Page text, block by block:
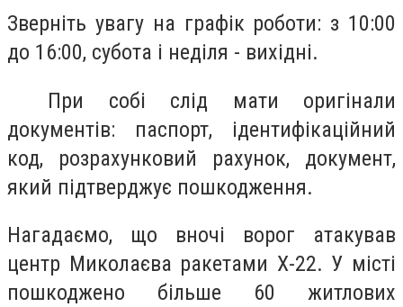
Зверніть увагу на графік роботи: з 10:00
до 16:00, субота і неділя - вихідні.
⠀ При собі слід мати оригінали
документів: паспорт, ідентифікаційний
код, розрахунковий рахунок, документ,
який підтверджує пошкодження.
Нагадаємо, що вночі ворог атакував
центр Миколаєва ракетами Х-22. У місті
пошкоджено більше 60 житлових